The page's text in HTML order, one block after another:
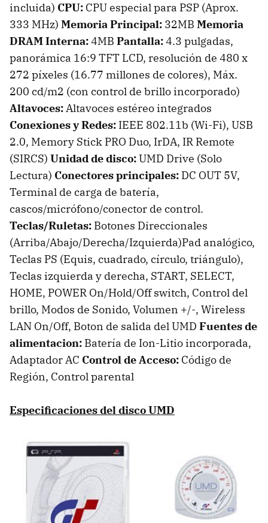
incluida) CPU: CPU especial para PSP (Aprox.
333 MHz) Memoria Principal: 32MB Memoria
DRAM Interna:4MB Pantalla:4.3 pulgadas,
panorámica 16:9 TFT LCD, resolución de 480 x
272 píxeles (16.77 millones de colores), Máx.
200 cd/m2 (con control de brillo incorporado)
Altavoces:Altavoces estéreo integrados
Conexiones y Redes: IEEE 802.11b (Wi-Fi), USB
2.0, Memory Stick PRO Duo, IrDA, IR Remote
(SIRCS) Unidad de disco:UMD Drive (Solo
Lectura) Conectores principales: DC OUT 5V,
Terminal de carga de batería,
cascos/micrófono/conector de control.
Teclas/Ruletas: Botones Direccionales
(Arriba/Abajo/Derecha/Izquierda)Pad analógico,
Teclas PS (Equis, cuadrado, círculo, triángulo),
Teclas izquierda y derecha, START, SELECT,
HOME, POWER On/Hold/Off switch, Control del
brillo, Modos de Sonido, Volumen +/-, Wireless
LAN On/Off, Boton de salida del UMD Fuentes de
alimentacion: Batería de Ion-Litio incorporada,
Adaptador AC Control de Acceso: Código de
Región, Control parental
Especificaciones del disco UMD